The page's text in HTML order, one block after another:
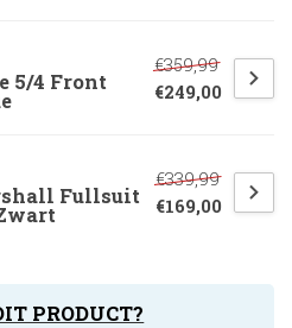
5/4 Front
€359,99
€249,00
Fullsuit
€339,99
€169,00
PRODUCT?